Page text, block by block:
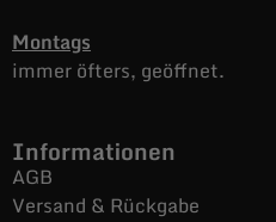
Montags
immer öfters, geöffnet.
Informationen
AGB
Versand & Rückgabe